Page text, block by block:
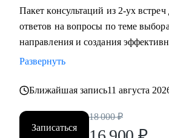
Пакет консультаций из 2-ух
ответов на вопросы по теме
направления и создания
Развернуть
Ближайшая запись11 августа
Записаться
18 000 ₽